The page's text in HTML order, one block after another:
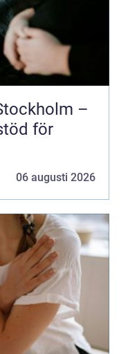
–
för
06 augusti 2026